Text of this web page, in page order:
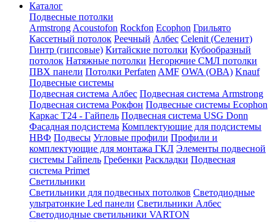
Каталог
Подвесные потолки
Armstrong Acoustofon Rockfon Ecophon Грильято
Кассетный потолок Реечный Албес Celenit (Селенит)
Гинтр (гипсовые) Китайские потолки Кубообразный
потолок Натяжные потолки Негорючие СМЛ потолки
ПВХ панели Потолки Perfaten AMF OWA (ОВА) Knauf
Подвесные системы
Подвесная система Албес Подвесная система Armstrong
Подвесная система Рокфон Подвесные системы Ecophon
Каркас Т24 - Гайпель Подвесная система USG Donn
Фасадная подсистема Комплектующие для подсистемы
НВФ Подвесы Угловые профили Профили и
комплектующие для монтажа ГКЛ Элементы подвесной
системы Гайпель Гребенки Раскладки Подвесная
система Primet
Светильники
Светильники для подвесных потолков Светодиодные
ультратонкие Led панели Светильники Албес
Светодиодные светильники VARTON